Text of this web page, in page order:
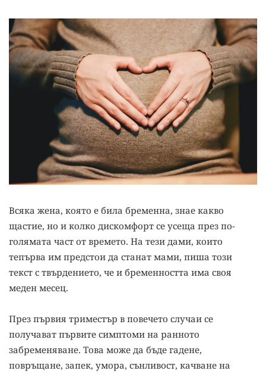
Всяка жена, която е била бременна, знае какво
щастие, но и колко дискомфорт се усеща през по-
голямата част от времето. На тези дами, които
тепърва им предстои да станат мами, пиша този
текст с твърдението, че и бременността има своя
меден месец.
През първия триместър в повечето случаи се
получават първите симптоми на ранното
забременяване. Това може да бъде гадене,
повръщане, запек, умора, сънливост, качване на